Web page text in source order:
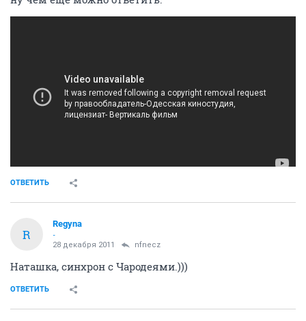
ОТВЕТИТЬ
R
Regyna
-
28 декабря 2011 nfnecz
Наташка, синхрон с Чародеями.)))
ОТВЕТИТЬ